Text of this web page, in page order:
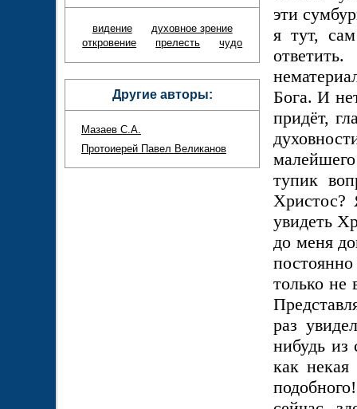
эти
я тут,
Бога. И
придёт,
тупик
Христос?
увидеть
до меня
только не
раз
нибудь из
как некая
видение
духовное зрение
откровение
прелесть чудо
Другие авторы:
Мазаев С.А.
Протоиерей Павел Великанов